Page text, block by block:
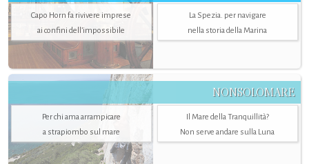
Capo Horn fa rivivere imprese
ai confini dell’impossibile
La Spezia. per navigare
nella storia della Marina
NONSOLOMARE
Per chi ama arrampicare
a strapiombo sul mare
Il Mare della Tranquillità?
Non serve andare sulla Luna